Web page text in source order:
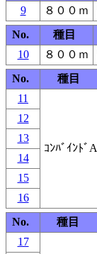
9
８００ｍ
No.
種目
10
８００ｍ
No.
種目
11
ｺﾝﾊﾞｲﾝﾄﾞA
12
13
14
15
16
No.
種目
17